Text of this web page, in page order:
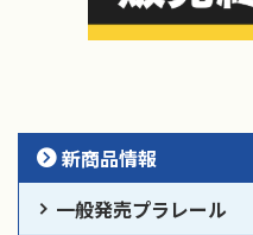
新商品情報
一般発売プラレール